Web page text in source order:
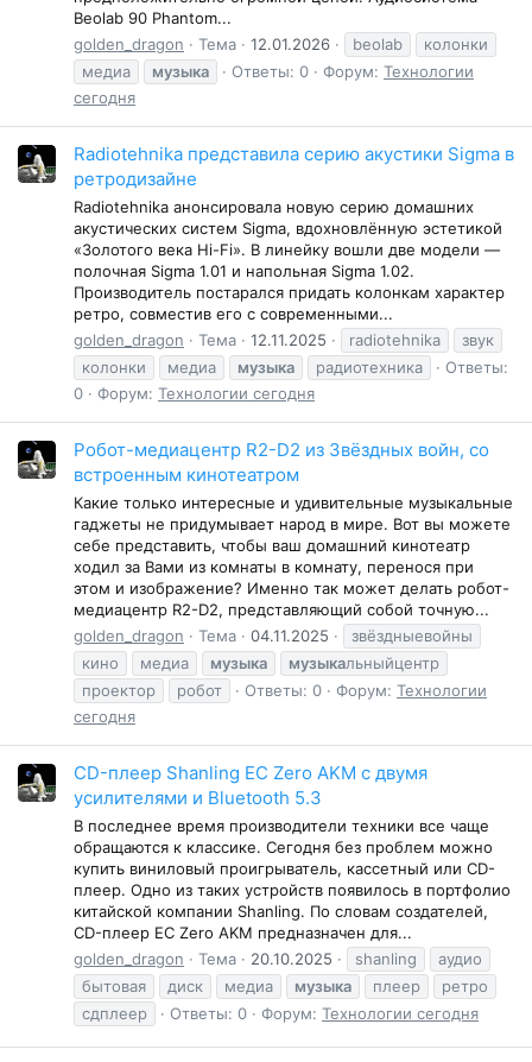
Beolab 90 Phantom...
golden_dragon
Тема 12.01.2026 beolab
колонки
медиа
музыка Ответы: 0 Форум: Технологии
сегодня
Radiotehnika представила серию акустики Sigma в
ретродизайне
Radiotehnika анонсировала новую серию домашних
акустических систем Sigma, вдохновлённую эстетикой
«Золотого века Hi-Fi». В линейку вошли две модели —
полочная Sigma 1.01 и напольная Sigma 1.02.
Производитель постарался придать колонкам характер
ретро, совместив его с современными...
golden_dragon
Тема 12.11.2025 radiotehnika
звук
колонки
медиа музыка радиотехника
Ответы:
0
Форум: Технологии сегодня
Робот-медиацентр R2-D2 из Звёздных войн, со
встроенным кинотеатром
Какие только интересные и удивительные музыкальные
гаджеты не придумывает народ в мире. Вот вы можете
себе представить, чтобы ваш домашний кинотеатр
ходил за Вами из комнаты в комнату, перенося при
этом и изображение? Именно так может делать робот-
медиацентр R2-D2, представляющий собой точную...
golden_dragon
Тема 04.11.2025
звёздныевойны
кино
медиа музыка музыкальныйцентр
проектор
робот Ответы: 0 Форум: Технологии
сегодня
CD-плеер Shanling EC Zero AKM с двумя
усилителями и Bluetooth 5.3
В последнее время производители техники все чаще
обращаются к классике. Сегодня без проблем можно
купить виниловый проигрыватель, кассетный или CD-
плеер. Одно из таких устройств появилось в портфолио
китайской компании Shanling. По словам создателей,
CD-плеер EC Zero AKM предназначен для...
golden_dragon
Тема 20.10.2025 shanling
аудио
бытовая
диск медиа музыка плеер
ретро
сдплеер
Ответы: 0 Форум: Технологии сегодня